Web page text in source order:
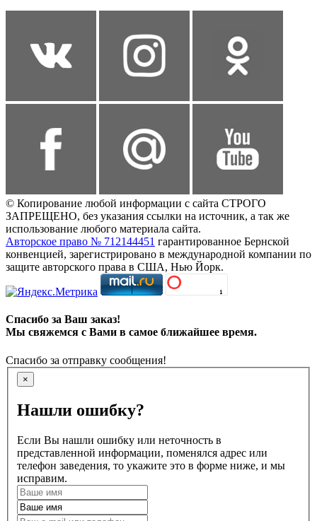
© Копирование любой информации с сайта СТРОГО
ЗАПРЕЩЕНО, без указания ссылки на источник, а так же
использование любого материала сайта.
Авторское право № 712144451 гарантированное Бернской
конвенцией, зарегистрировано в международной компании по
защите авторского права в США, Нью Йорк.
Спасибо за Ваш заказ!
Мы свяжемся с Вами в самое ближайшее время.
Спасибо за отправку сообщения!
×
Нашли ошибку?
Если Вы нашли ошибку или неточность в
представленной информации, поменялся адрес или
телефон заведения, то укажите это в форме ниже, и мы
исправим.